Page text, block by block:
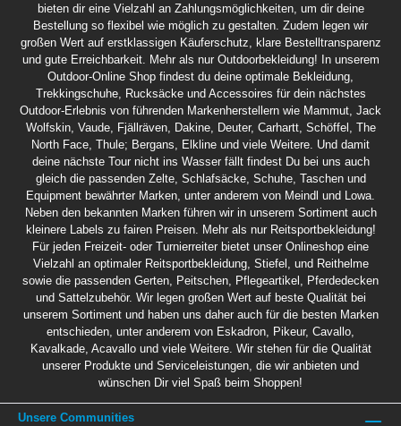
bieten dir eine Vielzahl an Zahlungsmöglichkeiten, um dir deine
Bestellung so flexibel wie möglich zu gestalten. Zudem legen wir
großen Wert auf erstklassigen Käuferschutz, klare Bestelltransparenz
und gute Erreichbarkeit. Mehr als nur Outdoorbekleidung! In unserem
Outdoor-Online Shop findest du deine optimale Bekleidung,
Trekkingschuhe, Rucksäcke und Accessoires für dein nächstes
Outdoor-Erlebnis von führenden Markenherstellern wie Mammut, Jack
Wolfskin, Vaude, Fjällräven, Dakine, Deuter, Carhartt, Schöffel, The
North Face, Thule; Bergans, Elkline und viele Weitere. Und damit
deine nächste Tour nicht ins Wasser fällt findest Du bei uns auch
gleich die passenden Zelte, Schlafsäcke, Schuhe, Taschen und
Equipment bewährter Marken, unter anderem von Meindl und Lowa.
Neben den bekannten Marken führen wir in unserem Sortiment auch
kleinere Labels zu fairen Preisen. Mehr als nur Reitsportbekleidung!
Für jeden Freizeit- oder Turnierreiter bietet unser Onlineshop eine
Vielzahl an optimaler Reitsportbekleidung, Stiefel, und Reithelme
sowie die passenden Gerten, Peitschen, Pflegeartikel, Pferdedecken
und Sattelzubehör. Wir legen großen Wert auf beste Qualität bei
unserem Sortiment und haben uns daher auch für die besten Marken
entschieden, unter anderem von Eskadron, Pikeur, Cavallo,
Kavalkade, Acavallo und viele Weitere. Wir stehen für die Qualität
unserer Produkte und Serviceleistungen, die wir anbieten und
wünschen Dir viel Spaß beim Shoppen!
Unsere Communities